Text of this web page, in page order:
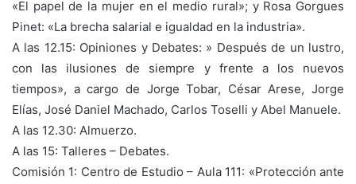
«El papel de la mujer en el medio rural»; y Rosa Gorgues
Pinet: «La brecha salarial e igualdad en la industria».
A las 12.15: Opiniones y Debates: » Después de un lustro,
con las ilusiones de siempre y frente a los nuevos
tiempos», a cargo de Jorge Tobar, César Arese, Jorge
Elías, José Daniel Machado, Carlos Toselli y Abel Manuele.
A las 12.30: Almuerzo.
A las 15: Talleres – Debates.
Comisión 1: Centro de Estudio – Aula 111: «Protección ante